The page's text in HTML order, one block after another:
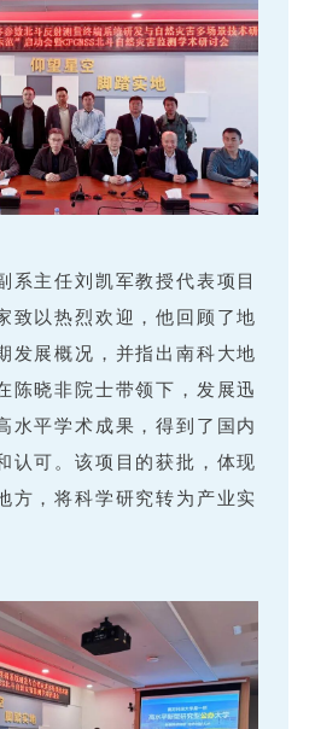
系主任刘凯军教授代表项目
致以热烈欢迎，他回顾了地
发展概况，并指出南科大地
陈晓非院士带领下，发展迅
水平学术成果，得到了国内
认可。该项目的获批，体现
方，将科学研究转为产业实